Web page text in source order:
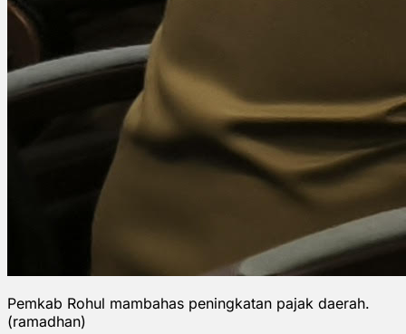
Pemkab Rohul mambahas peningkatan pajak daerah.
(ramadhan)